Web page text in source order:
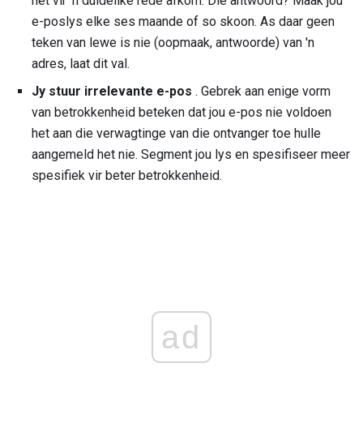
e-poslys elke ses maande of so skoon. As daar geen
teken van lewe is nie (oopmaak, antwoorde) van 'n
adres, laat dit val.
Jy stuur irrelevante e-pos . Gebrek aan enige vorm
van betrokkenheid beteken dat jou e-pos nie voldoen
het aan die verwagtinge van die ontvanger toe hulle
aangemeld het nie. Segment jou lys en spesifiseer meer
spesifiek vir beter betrokkenheid.
ad